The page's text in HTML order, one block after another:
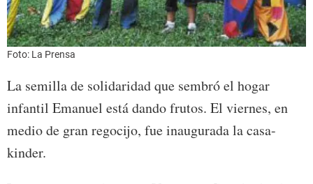
Foto: La Prensa
La semilla de solidaridad que sembró el hogar
infantil Emanuel está dando frutos. El viernes, en
medio de gran regocijo, fue inaugurada la casa-
kinder.